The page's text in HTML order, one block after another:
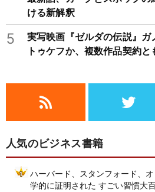
ける新解釈
5
実写映画『ゼルダの伝説』ガ
トゥケフか、複数作品契約と
人気のビジネス書籍
ハーバード、スタンフォード、
学的に証明された すごい習慣大